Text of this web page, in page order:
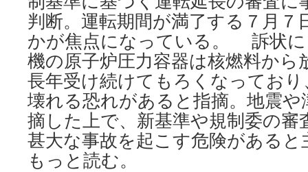
判断。運転期間が満了する７月７
かが焦点になっている。 訴状に
機の原子炉圧力容器は核燃料から
長年受け続けてもろくなってお
壊れる恐れがあると指摘。地震や
摘した上で、新基準や規制委の審
甚大な事故を起こす危険がある
もっと読む。